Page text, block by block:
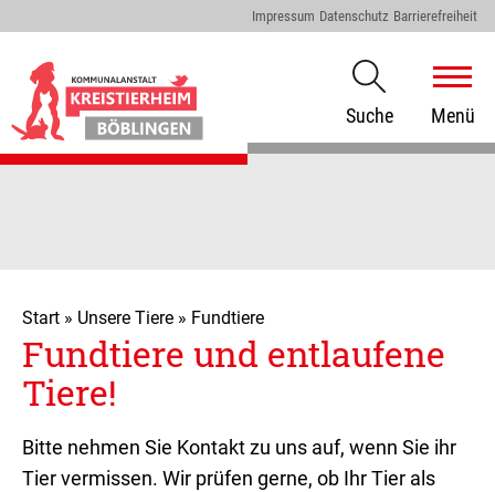
Impressum Datenschutz Barrierefreiheit
Suche Menü
Start » Unsere Tiere » Fundtiere
Fundtiere und entlaufene
Tiere!
Bitte nehmen Sie Kontakt zu uns auf, wenn Sie ihr
Tier vermissen. Wir prüfen gerne, ob Ihr Tier als